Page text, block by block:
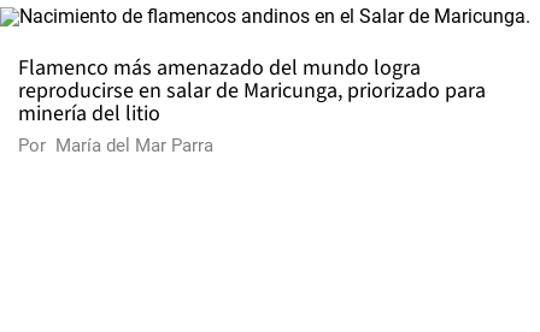
Flamenco más amenazado del mundo logra
reproducirse en salar de Maricunga, priorizado para
minería del litio
Por María del Mar Parra